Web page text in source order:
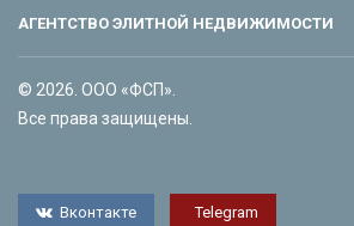
АГЕНТСТВО ЭЛИТНОЙ НЕДВИЖИМОСТИ
© 2026. ООО «ФСП».
Все права защищены.
Вконтакте Telegram